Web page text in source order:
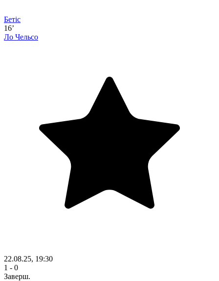
Бетіс
16’
Ло Чельсо
22.08.25, 19:30
1 - 0
Заверш.